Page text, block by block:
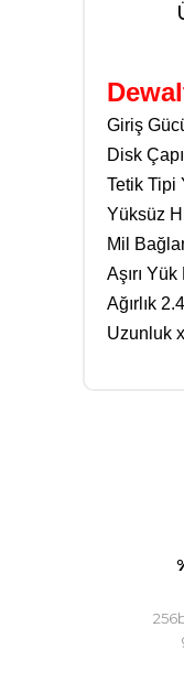
Giriş
Disk
Tetik Tipi
Yüksüz
Mil
Aşırı
Ağırlık
Uzunluk